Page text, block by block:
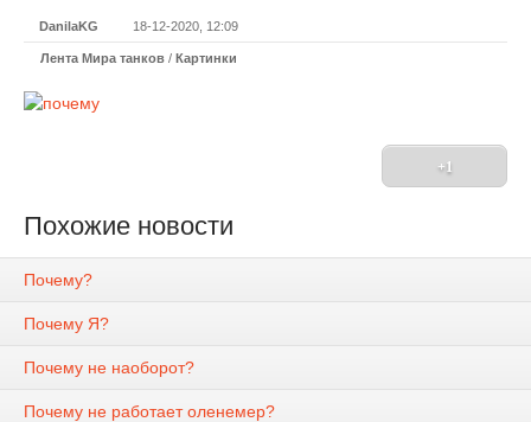
DanilaKG 18-12-2020, 12:09
Лента Мира танков / Картинки
+1
Похожие новости
Почему?
Почему Я?
Почему не наоборот?
Почему не работает оленемер?